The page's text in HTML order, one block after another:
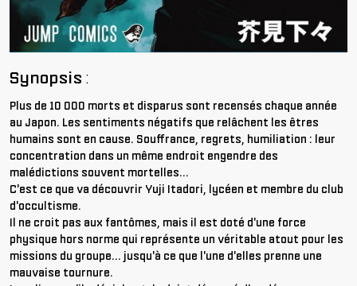
Synopsis :
Plus de 10 000 morts et disparus sont recensés chaque année
au Japon. Les sentiments négatifs que relâchent les êtres
humains sont en cause. Souffrance, regrets, humiliation : leur
concentration dans un même endroit engendre des
malédictions souvent mortelles...
C'est ce que va découvrir Yuji Itadori, lycéen et membre du club
d'occultisme.
Il ne croit pas aux fantômes, mais il est doté d'une force
physique hors norme qui représente un véritable atout pour les
missions du groupe... jusqu'à ce que l'une d'elles prenne une
mauvaise tournure.